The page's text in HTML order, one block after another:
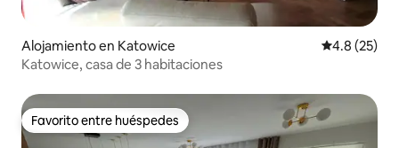
Alojamiento en Katowice Calificación
4.8 (25)
Katowice, casa de 3 habitaciones
Favorito entre huéspedes
Favorito entre huéspedes